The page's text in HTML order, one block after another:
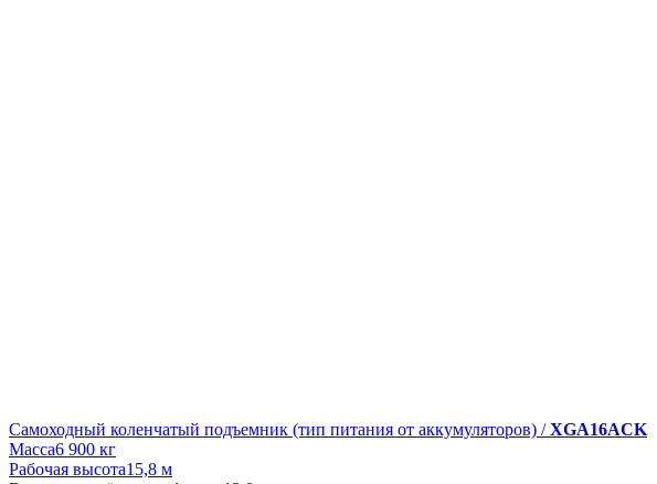
Самоходный коленчатый подъемник (тип питания от аккумуляторов) /XGA16ACK
Масса6 900 кг
Рабочая высота15,8 м